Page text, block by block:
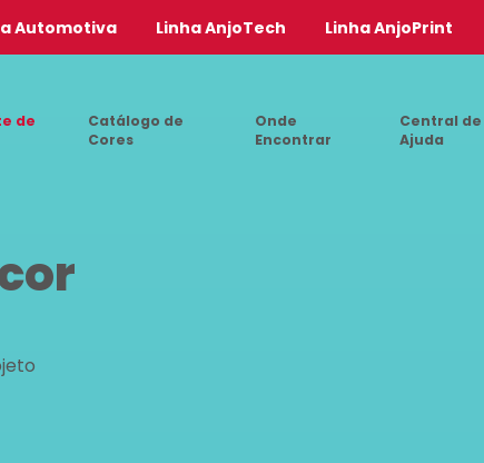
Automotiva Linha AnjoTech Linha AnjoPrint
de
Catálogo de
Cores
Onde
Encontrar
Central de
Ajuda